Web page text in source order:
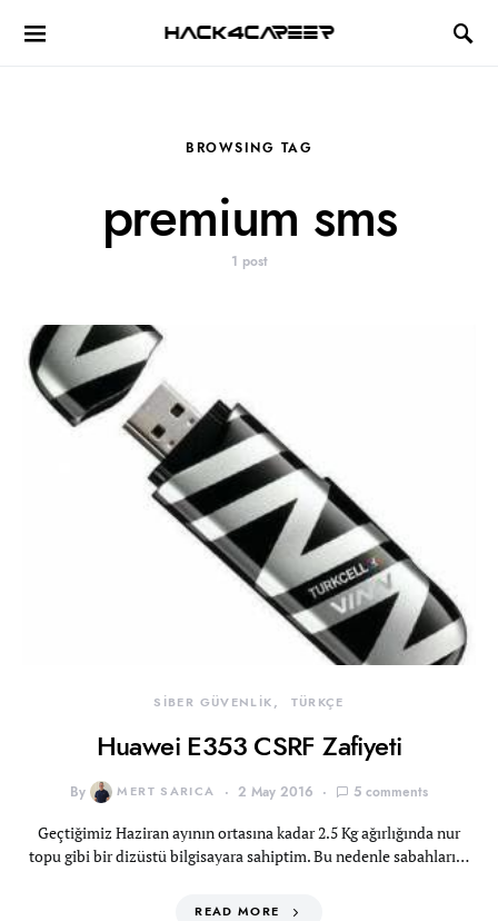
Hack4Career
BROWSING TAG
premium sms
1 post
SİBER GÜVENLİK TÜRKÇE
Huawei E353 CSRF Zafiyeti
By MERT SARICA 2 May 2016 5 comments
Geçtiğimiz Haziran ayının ortasına kadar 2.5 Kg ağırlığında nur
topu gibi bir dizüstü bilgisayara sahiptim. Bu nedenle sabahları…
READ MORE